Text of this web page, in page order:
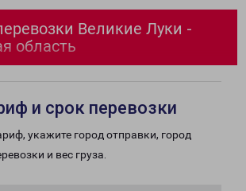
Великие Луки -
область
и срок перевозки
укажите город отправки, город
и вес груза.